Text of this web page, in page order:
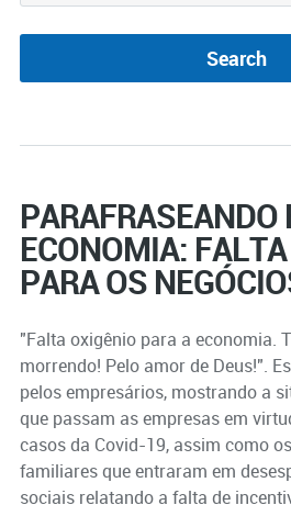
PARAFRASEANDO
ECONOMIA:
PARA OS
"Falta oxigênio para a economia.
morrendo! Pelo amor de Deus!".
pelos empresários, mostrando a
que passam as empresas em
casos da Covid-19, assim como
familiares que entraram em
sociais relatando a falta de